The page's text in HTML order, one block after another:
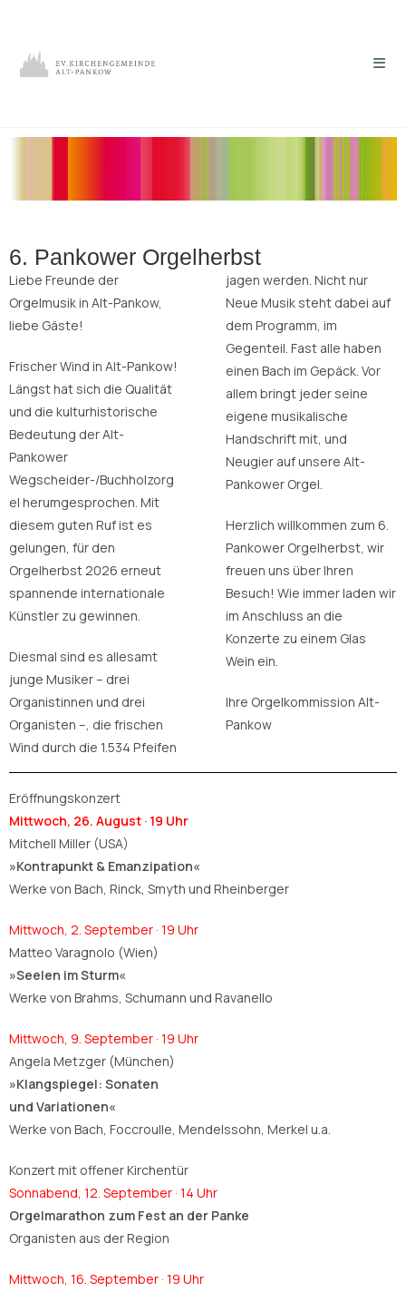
6. Pankower Orgelherbst
Liebe Freunde der
Orgelmusik in Alt-Pankow,
liebe Gäste!
Frischer Wind in Alt-Pankow!
Längst hat sich die Qualität
und die kulturhistorische
Bedeutung der Alt-
Pankower
Wegscheider-/Buchholzorg
el herumgesprochen. Mit
diesem guten Ruf ist es
gelungen, für den
Orgelherbst 2026 erneut
spannende internationale
Künstler zu gewinnen.
Diesmal sind es allesamt
junge Musiker – drei
Organistinnen und drei
Organisten –, die frischen
Wind durch die 1.534 Pfeifen
jagen werden. Nicht nur
Neue Musik steht dabei auf
dem Programm, im
Gegenteil. Fast alle haben
einen Bach im Gepäck. Vor
allem bringt jeder seine
eigene musikalische
Handschrift mit, und
Neugier auf unsere Alt-
Pankower Orgel.
Herzlich willkommen zum 6.
Pankower Orgelherbst, wir
freuen uns über Ihren
Besuch! Wie immer laden wir
im Anschluss an die
Konzerte zu einem Glas
Wein ein.
Ihre Orgelkommission Alt-
Pankow
Eröffnungskonzert
Mittwoch, 26. August · 19 Uhr
Mitchell Miller (USA)
»Kontrapunkt & Emanzipation«
Werke von Bach, Rinck, Smyth und Rheinberger
Mittwoch, 2. September · 19 Uhr
Matteo Varagnolo (Wien)
»Seelen im Sturm«
Werke von Brahms, Schumann und Ravanello
Mittwoch, 9. September · 19 Uhr
Angela Metzger (München)
»Klangspiegel: Sonaten
und Variationen«
Werke von Bach, Foccroulle, Mendelssohn, Merkel u.a.
Konzert mit offener Kirchentür
Sonnabend, 12. September · 14 Uhr
Orgelmarathon zum Fest an der Panke
Organisten aus der Region
Mittwoch, 16. September · 19 Uhr